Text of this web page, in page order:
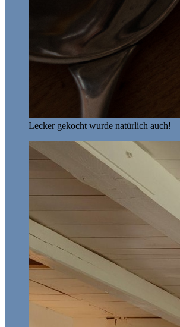
Lecker gekocht wurde natürlich auch!